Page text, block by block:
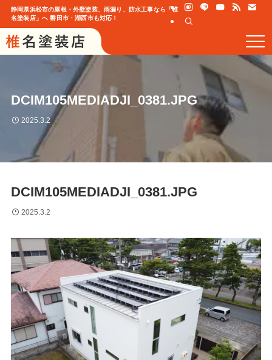
静岡県浜松市の屋根・外壁塗装、雨漏り、防水工事なら「椎
名塗装店」へ 磐田市・湖西市も対応！
DCIM105MEDIADJI_0381.JPG
2025.3.2
DCIM105MEDIADJI_0381.JPG
2025.3.2